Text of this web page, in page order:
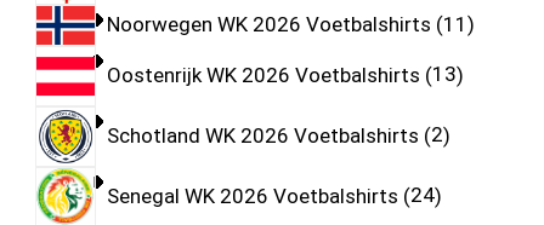
Noorwegen WK 2026 Voetbalshirts 11
Oostenrijk WK 2026 Voetbalshirts 13
Schotland WK 2026 Voetbalshirts 2
Senegal WK 2026 Voetbalshirts 24